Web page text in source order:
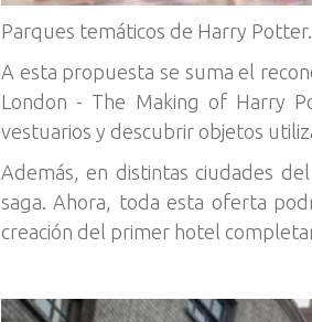
Parques temáticos de Harry
A esta propuesta se suma el
London - The Making of Harry
vestuarios y descubrir objetos
Además, en distintas ciudades
saga. Ahora, toda esta oferta
creación del primer hotel